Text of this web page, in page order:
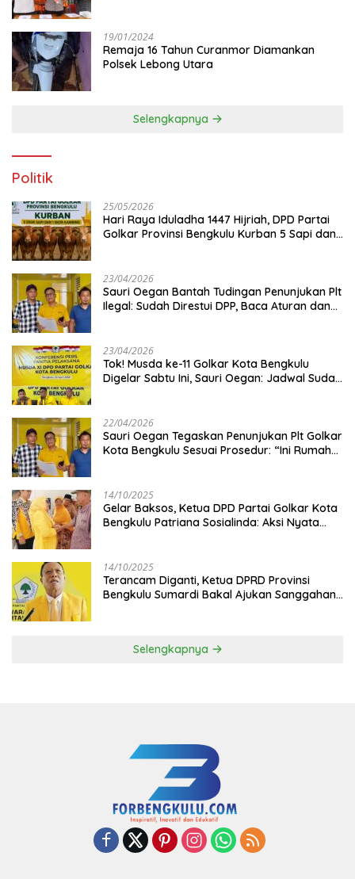
19/01/2024
Remaja 16 Tahun Curanmor Diamankan
Polsek Lebong Utara
Selengkapnya
Politik
25/05/2026
Hari Raya Iduladha 1447 Hijriah, DPD Partai
Golkar Provinsi Bengkulu Kurban 5 Sapi dan 1
23/04/2026
Sauri Oegan Bantah Tudingan Penunjukan Plt
Ilegal: Sudah Direstui DPP, Baca Aturan dan
23/04/2026
‎Tok! Musda ke-11 Golkar Kota Bengkulu
Digelar Sabtu Ini, Sauri Oegan: Jadwal Sudah
22/04/2026
Sauri Oegan Tegaskan Penunjukan Plt Golkar
Kota Bengkulu Sesuai Prosedur: “Ini Rumah
14/10/2025
‎Gelar Baksos, Ketua DPD Partai Golkar Kota
Bengkulu Patriana Sosialinda: Aksi Nyata
14/10/2025
Terancam Diganti, Ketua DPRD Provinsi
Bengkulu Sumardi Bakal Ajukan Sanggahan
Selengkapnya